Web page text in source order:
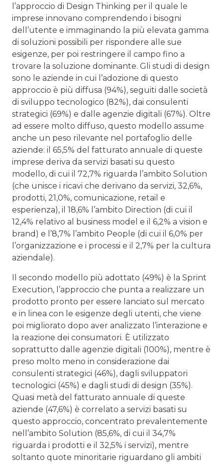
l’approccio di Design Thinking per il quale le
imprese innovano comprendendo i bisogni
dell’utente e immaginando la più elevata gamma
di soluzioni possibili per rispondere alle sue
esigenze, per poi restringere il campo fino a
trovare la soluzione dominante. Gli studi di design
sono le aziende in cui l’adozione di questo
approccio è più diffusa (94%), seguiti dalle società
di sviluppo tecnologico (82%), dai consulenti
strategici (69%) e dalle agenzie digitali (67%). Oltre
ad essere molto diffuso, questo modello assume
anche un peso rilevante nel portafoglio delle
aziende: il 65,5% del fatturato annuale di queste
imprese deriva da servizi basati su questo
modello, di cui il 72,7% riguarda l’ambito Solution
(che unisce i ricavi che derivano da servizi, 32,6%,
prodotti, 21,0%, comunicazione, retail e
esperienza), il 18,6% l’ambito Direction (di cui il
12,4% relativo al business model e il 6,2% a vision e
brand) e l’8,7% l’ambito People (di cui il 6,0% per
l’organizzazione e i processi e il 2,7% per la cultura
aziendale).
Il secondo modello più adottato (49%) è la Sprint
Execution, l’approccio che punta a realizzare un
prodotto pronto per essere lanciato sul mercato
e in linea con le esigenze degli utenti, che viene
poi migliorato dopo aver analizzato l’interazione e
la reazione dei consumatori. È utilizzato
soprattutto dalle agenzie digitali (100%), mentre è
preso molto meno in considerazione dai
consulenti strategici (46%), dagli sviluppatori
tecnologici (45%) e dagli studi di design (35%).
Quasi metà del fatturato annuale di queste
aziende (47,6%) è correlato a servizi basati su
questo approccio, concentrato prevalentemente
nell’ambito Solution (85,6%, di cui il 34,7%
riguarda i prodotti e il 32,5% i servizi), mentre
soltanto quote minoritarie riguardano gli ambiti